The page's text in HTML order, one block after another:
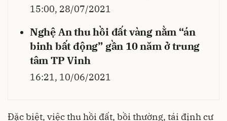
15:00, 28/07/2021
Nghệ An thu hồi đất vàng nằm “án
binh bất động” gần 10 năm ở trung
tâm TP Vinh
16:21, 10/06/2021
Đặc biệt, việcthu hồi đất, bồi thường, tái định cư